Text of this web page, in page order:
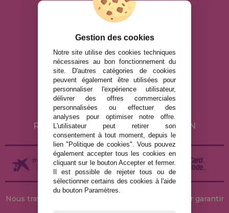
bien d'autres.
info@maisondespuzzles.fr
MENTIONS LÉGALES
POLITIQUE DE CONFIDENTIALITÉ
POLITIQUE DE COOKIES
LIVRAISON ET RETOUR
RETOURS / DROIT DE RÉTRACTATION
Nous travaillons avec des stocks permanents pour garantir
Gestion des cookies
Notre site utilise des cookies techniques
nécessaires au bon fonctionnement du
site. D'autres catégories de cookies
peuvent également être utilisées pour
personnaliser l'expérience utilisateur,
délivrer des offres commerciales
personnalisées ou effectuer des
analyses pour optimiser notre offre.
L'utilisateur peut retirer son
consentement à tout moment, depuis le
lien "Politique de cookies". Vous pouvez
également accepter tous les cookies en
cliquant sur le bouton Accepter et fermer.
Il est possible de rejeter tous ou de
sélectionner certains des cookies à l'aide
du bouton Paramètres.